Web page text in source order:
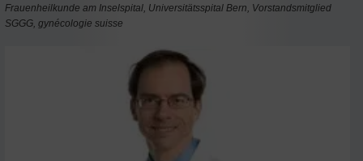
Frauenheilkunde am Inselspital, Universitätsspital Bern, Vorstandsmitglied
SGGG, gynécologie suisse